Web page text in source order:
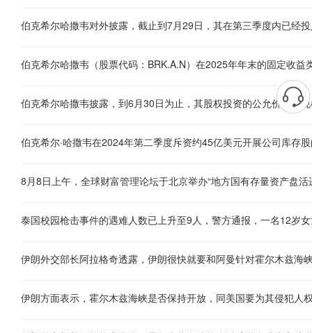
泰国校园枪击事件的遇难人数已上升至9人，警方通报，一名12岁